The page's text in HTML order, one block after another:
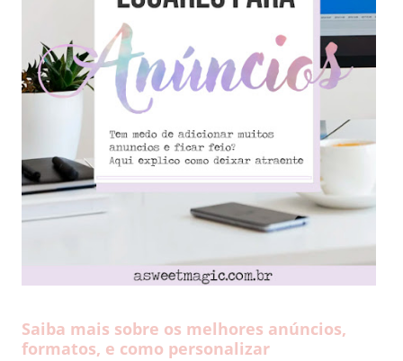
Saiba mais sobre os melhores anúncios,
formatos, e como personalizar